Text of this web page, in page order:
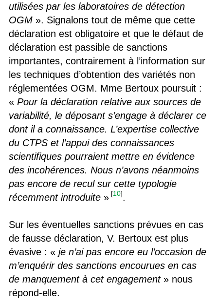
utilisées par les laboratoires de détection
OGM». Signalons tout de même que cette
déclaration est obligatoire et que le défaut de
déclaration est passible de sanctions
importantes, contrairement à l’information sur
les techniques d’obtention des variétés non
réglementées OGM. Mme Bertoux poursuit :
« Pour la déclaration relative aux sources de
variabilité, le déposant s’engage à déclarer ce
dont il a connaissance. L’expertise collective
du CTPS et l’appui des connaissances
scientifiques pourraient mettre en évidence
des incohérences. Nous n’avons néanmoins
pas encore de recul sur cette typologie
récemment introduite» [10].
Sur les éventuelles sanctions prévues en cas
de fausse déclaration, V. Bertoux est plus
évasive : « je n’ai pas encore eu l’occasion de
m’enquérir des sanctions encourues en cas
de manquement à cet engagement» nous
répond-elle.